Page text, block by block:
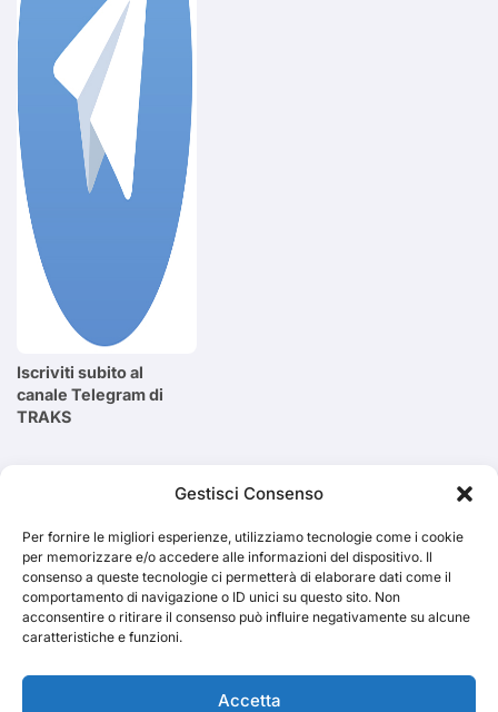
Gestisci Consenso
Per fornire le migliori esperienze, utilizziamo tecnologie come i cookie
per memorizzare e/o accedere alle informazioni del dispositivo. Il
consenso a queste tecnologie ci permetterà di elaborare dati come il
comportamento di navigazione o ID unici su questo sito. Non
acconsentire o ritirare il consenso può influire negativamente su alcune
caratteristiche e funzioni.
Accetta
Iscriviti subito al
canale Telegram di
TRAKS
Cerca
TRAKS